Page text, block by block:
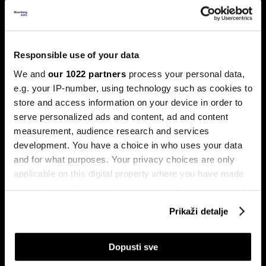
Responsible use of your data
We and our 1022 partners process your personal data,
e.g. your IP-number, using technology such as cookies to
store and access information on your device in order to
serve personalized ads and content, ad and content
measurement, audience research and services
development. You have a choice in who uses your data
and for what purposes. Your privacy choices are only
applicable on this digital property where you have made
your choices. You can change or withdraw your consent
If you allow, we would also like to:
Collect information about your geographical
Prikaži detalje
Dopusti sve
Trump protiv Castra: Meta postaje
milijardersko turističko carstvo
porodice Castro
Sukob oko Kube je sukob oko tri četvrtine ekonomije pod
okriljem koncerna Gaesa.
Može li Donald Trump okončati